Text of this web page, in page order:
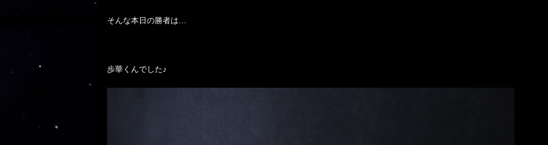
そんな本日の勝者は…
歩華くんでした♪